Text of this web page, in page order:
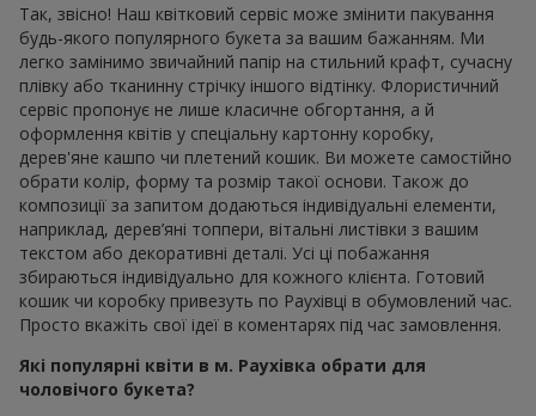
Так, звісно! Наш квітковий сервіс може змінити пакування
будь-якого популярного букета за вашим бажанням. Ми
легко замінимо звичайний папір на стильний крафт, сучасну
плівку або тканинну стрічку іншого відтінку. Флористичний
сервіс пропонує не лише класичне обгортання, а й
оформлення квітів у спеціальну картонну коробку,
дерев'яне кашпо чи плетений кошик. Ви можете самостійно
обрати колір, форму та розмір такої основи. Також до
композиції за запитом додаються індивідуальні елементи,
наприклад, дерев’яні топпери, вітальні листівки з вашим
текстом або декоративні деталі. Усі ці побажання
збираються індивідуально для кожного клієнта. Готовий
кошик чи коробку привезуть по Раухівці в обумовлений час.
Просто вкажіть свої ідеї в коментарях під час замовлення.
Які популярні квіти в м. Раухівка обрати для
чоловічого букета?